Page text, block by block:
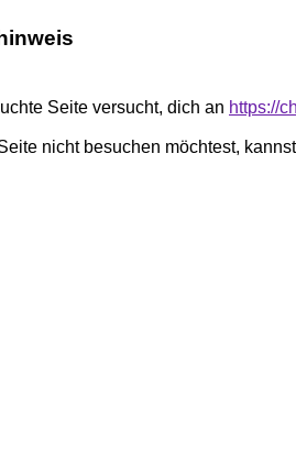
Seite versucht, dich an https://
nicht besuchen möchtest,